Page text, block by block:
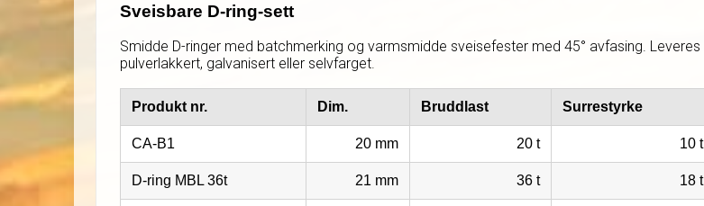
Sveisbare D-ring-sett
Smidde D-ringer med batchmerking og varmsmidde sveisefester med 45° avfasing. Leveres
pulverlakkert, galvanisert eller selvfarget.
Produkt nr. Dim. Bruddlast Surrestyrke
CA-B1 20 mm 20 t 10 t
D-ring MBL 36t 21 mm 36 t 18 t